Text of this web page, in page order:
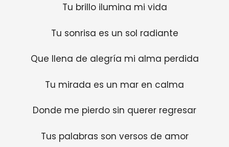
Tu brillo ilumina mi vida
Tu sonrisa es un sol radiante
Que llena de alegría mi alma perdida
Tu mirada es un mar en calma
Donde me pierdo sin querer regresar
Tus palabras son versos de amor